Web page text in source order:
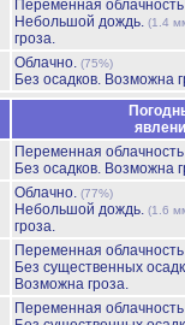
Переменная
Небольшой дождь. (1.4
гроза.
Облачно. (75%)
Без осадков. Возможна
Переменная
Без осадков. Возможна
Облачно. (77%)
Небольшой дождь. (1.6
гроза.
Переменная
Без существенных
Возможна гроза.
Переменная